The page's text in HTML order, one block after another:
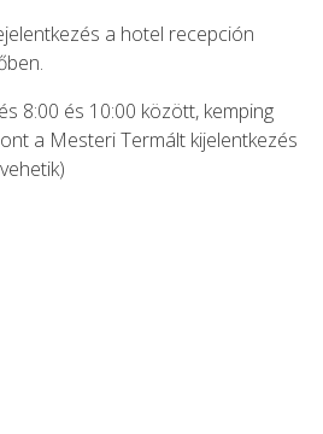
a hotel recepción
8:00 és 10:00 között, kemping
a Mesteri Termált kijelentkezés